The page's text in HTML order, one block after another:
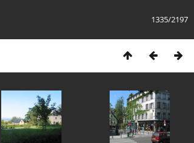
1335/2197